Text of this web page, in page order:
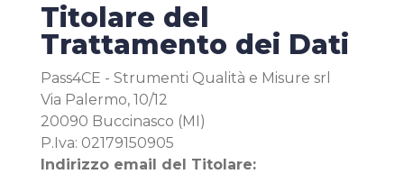
Titolare del
Trattamento dei Dati
Pass4CE - Strumenti Qualità e Misure srl
Via Palermo, 10/12
20090 Buccinasco (MI)
P.Iva: 02179150905
Indirizzo email del Titolare: